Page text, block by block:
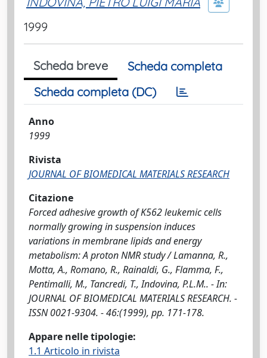
1999
Scheda breve
Scheda completa
Scheda completa (DC)
Anno
1999
Rivista
JOURNAL OF BIOMEDICAL MATERIALS RESEARCH
Citazione
Forced adhesive growth of K562 leukemic cells
normally growing in suspension induces
variations in membrane lipids and energy
metabolism: A proton NMR study / Lamanna, R.,
Motta, A., Romano, R., Rainaldi, G., Flamma, F.,
Pentimalli, M., Tancredi, T., Indovina, P.L.M.. - In:
JOURNAL OF BIOMEDICAL MATERIALS RESEARCH. -
ISSN 0021-9304. - 46:(1999), pp. 171-178.
Appare nelle tipologie:
1.1 Articolo in rivista